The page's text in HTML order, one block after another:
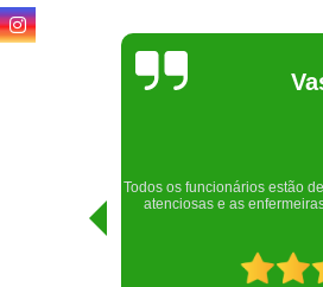
Realizei uma consulta com
Raphaela e ela foi